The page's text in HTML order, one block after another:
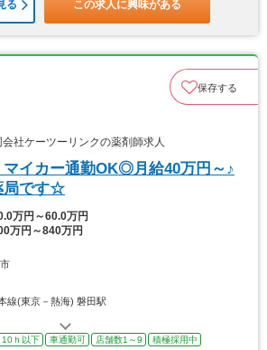
る この求人に興味がある
保存する
社ケーツーリンクの薬剤師求人
マイカー通勤OK◎月給40万円～♪
局です☆
万円～60.0万円
万円～840万円
線(東京－熱海) 磐田駅
10ｈ以下 車通勤可 店舗数1～9
積極採用中